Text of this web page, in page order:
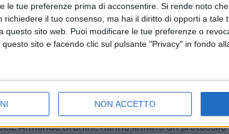
le tue preferenze prima di acconsentire. Si rende noto
richiedere il tuo consenso, ma hai il diritto di opporti a tale
questo sito web. Puoi modificare le tue preferenze o
sito e facendo clic sul pulsante "Privacy" in fondo
NON ACCETTO
dell’intermodalità ferro/aria e della mobilità
il terminal ferroviario di Sacconago e
oltre 500.000 mq, infrastrutture per il traffico
di Ferrovie Nord Milano (Fnm), Andrea
Armando Brunini, hanno firmato un protocollo